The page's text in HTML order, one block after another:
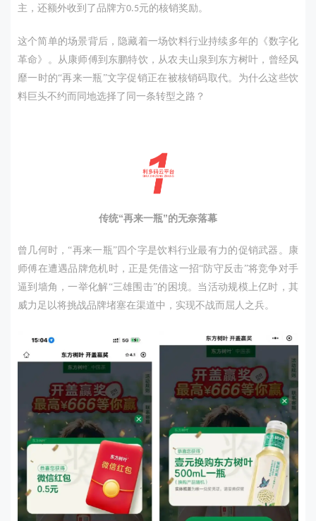
主，还额外收到了品牌方0.5元的核销奖励。
这个简单的场景背后，隐藏着一场饮料行业持续多年的 《数字化
革命》 。从康师傅到 东鹏特饮 ，从农夫山泉到东方树叶，曾经风
靡一时的“再来一瓶”文字促销正在被核销码取代。为什么这些饮
料巨头不约而同地选择了同一条转型之路？
传统“再来一瓶”的无奈落幕
曾几何时， “再来一瓶”四个字是饮料行业最有力的促销武器。康
师傅在遭遇品牌危机时，正是凭借这一招“防守反击”将竞争对手
逼到墙角，一举化解“三雄围击”的困境。当活动规模上亿时，其
威力足以将挑战品牌堵塞在渠道中，实现不战而屈人之兵。